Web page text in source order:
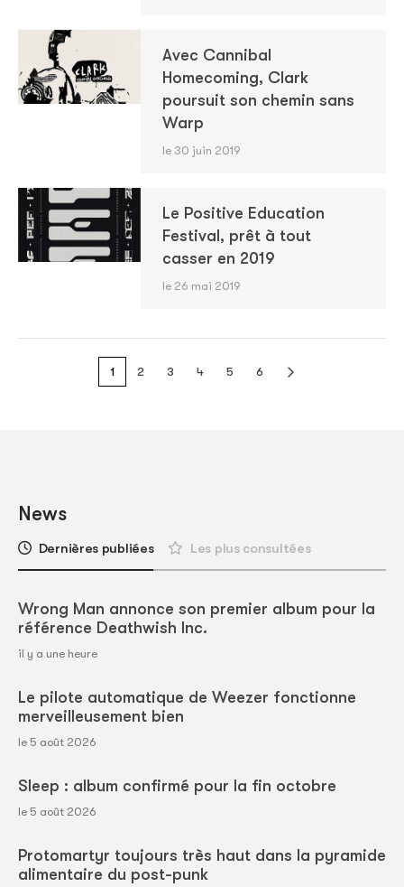
Avec Cannibal
Homecoming, Clark
poursuit son chemin sans
Warp
le 30 juin 2019
Le Positive Education
Festival, prêt à tout
casser en 2019
le 26 mai 2019
1 2 3 4 5 6
News
Dernières publiées Les plus consultées
Wrong Man annonce son premier album pour la
référence Deathwish Inc.
il y a une heure
Le pilote automatique de Weezer fonctionne
merveilleusement bien
le 5 août 2026
Sleep : album confirmé pour la fin octobre
le 5 août 2026
Protomartyr toujours très haut dans la pyramide
alimentaire du post-punk